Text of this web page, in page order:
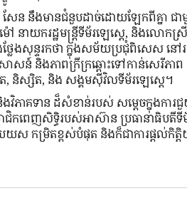
ែន នឹងមានជំនួបដាច់ដោយឡែកពីគ្នា ជ
ាយករដ្ឋមន្ត្រីទីម័រឡេស្តេ, និងលោកស្
ថ្លែងសុន្ទរកថា ក្នុងសម័យប្រជុំពិសេស ន
ន៍ និងភាពក្រីក្រឆ្ពោះទៅកាន់សេរីភាព
, និស្សិត, និង សង្គមស៊ីវិលទីម័រឡេស្តេ។
គទាន ដ៏សំខាន់របស់ សម្ដេចក្នុងការ
ជិកពេញសិទ្ធិរបស់អាស៊ាន ប្រធានាធិប
យយស កម្រិតខ្ពស់បំផុត និងក៏ជាការផ្តល់កិ